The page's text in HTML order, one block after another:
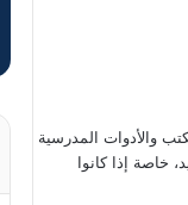
والأدوات المدرسية
خاصة إذا كانوا